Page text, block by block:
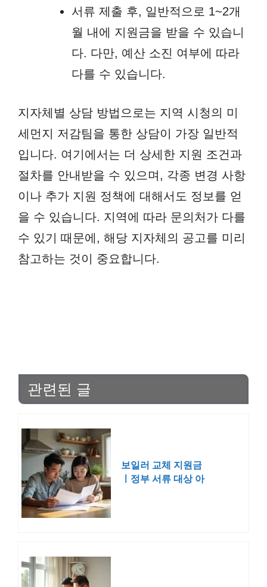
서류 제출 후, 일반적으로 1~2개
월 내에 지원금을 받을 수 있습니
다. 다만, 예산 소진 여부에 따라
다를 수 있습니다.
지자체별 상담 방법으로는 지역 시청의 미
세먼지 저감팀을 통한 상담이 가장 일반적
입니다. 여기에서는 더 상세한 지원 조건과
절차를 안내받을 수 있으며, 각종 변경 사항
이나 추가 지원 정책에 대해서도 정보를 얻
을 수 있습니다. 지역에 따라 문의처가 다를
수 있기 때문에, 해당 지자체의 공고를 미리
참고하는 것이 중요합니다.
관련된 글
보일러 교체 지원금
ㅣ정부 서류 대상 아